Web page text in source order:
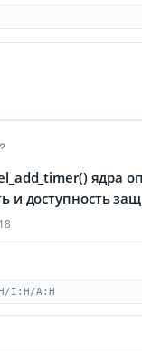
и доступность
I:H/A:H